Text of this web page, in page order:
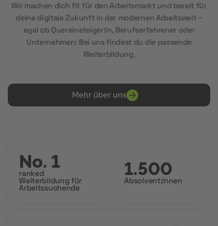
Wir machen dich fit für den Arbeitsmarkt und bereit für
deine digitale Zukunft in der modernen Arbeitswelt –
egal ob Quereinsteiger:in, Berufserfahrener oder
Unternehmen: Bei uns findest du die passende
Weiterbildung.
Mehr über uns
No. 1
ranked
Weiterbildung für
Arbeitssuchende
1.500
Absolvent:innen